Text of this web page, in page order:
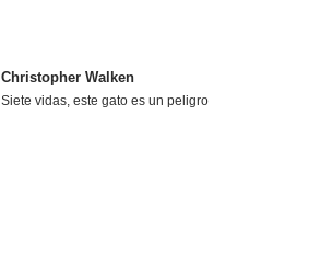
Christopher Walken
Siete vidas, este gato es un peligro